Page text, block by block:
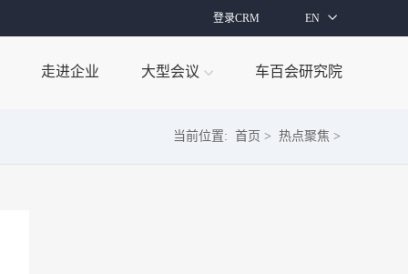
登录CRM EN
走进企业 大型会议 车百会研究院
当前位置: 首页 > 热点聚焦 >